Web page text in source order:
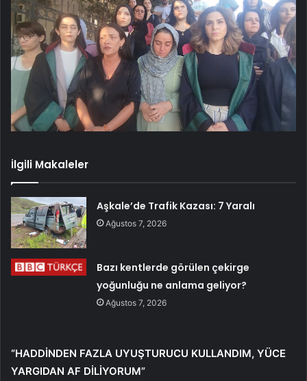
İlgili Makaleler
Aşkale’de Trafik Kazası: 7 Yaralı
Ağustos 7, 2026
Bazı kentlerde görülen çekirge
yoğunluğu ne anlama geliyor?
Ağustos 7, 2026
“HADDİNDEN FAZLA UYUŞTURUCU KULLANDIM, YÜCE
YARGIDAN AF DİLİYORUM”